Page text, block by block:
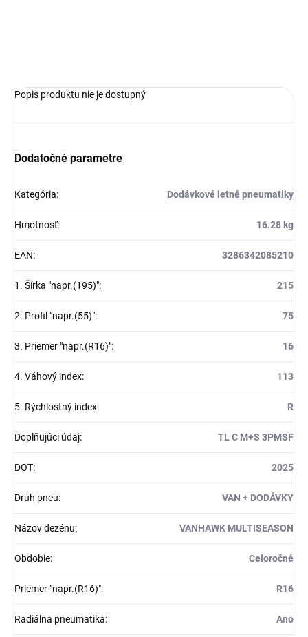
Popis produktu nie je dostupný
Dodatočné parametre
Kategória: Dodávkové letné pneumatiky
Hmotnosť: 16.28 kg
EAN: 3286342085210
1. Šírka "napr.(195)": 215
2. Profil "napr.(55)": 75
3. Priemer "napr.(R16)": 16
4. Váhový index: 113
5. Rýchlostný index: R
Doplňujúci údaj: TL C M+S 3PMSF
DOT: 2025
Druh pneu: VAN + DODÁVKY
Názov dezénu: VANHAWK MULTISEASON
Obdobie: Celoročné
Priemer "napr.(R16)": R16
Radiálna pneumatika: Ano